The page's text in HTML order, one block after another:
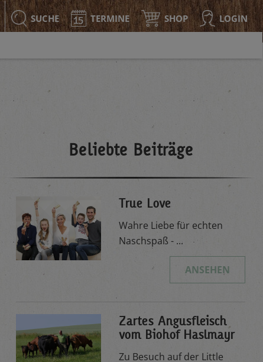
SUCHE TERMINE SHOP LOGIN
Beliebte Beiträge
True Love
Wahre Liebe für echten
Naschspaß - ...
ANSEHEN
Zartes Angusfleisch
vom Biohof Haslmayr
Zu Besuch auf der Little